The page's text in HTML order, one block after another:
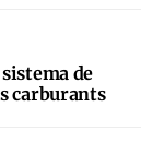
de
carburants